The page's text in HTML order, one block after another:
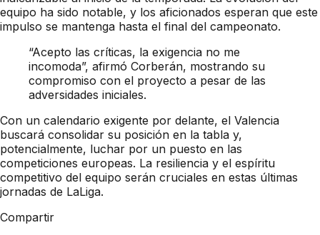
equipo ha sido notable, y los aficionados esperan que este
impulso se mantenga hasta el final del campeonato.
“Acepto las críticas, la exigencia no me
incomoda”, afirmó Corberán, mostrando su
compromiso con el proyecto a pesar de las
adversidades iniciales.
Con un calendario exigente por delante, el Valencia
buscará consolidar su posición en la tabla y,
potencialmente, luchar por un puesto en las
competiciones europeas. La resiliencia y el espíritu
competitivo del equipo serán cruciales en estas últimas
jornadas de LaLiga.
Compartir